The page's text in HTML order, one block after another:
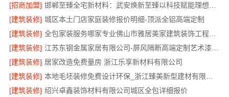
[招商加盟]
[建筑装修] 城区本土门店家庭装修报价明细-顶派全铝高端定制
[建筑装修]
全包家装服务哪家专业佛山市雅居美家建筑装饰工程有限公司
[建筑装修]
[建筑装修] 居家改造免费量房 浙江乐享新材料有限公司
[建筑装修]
[建筑装修] 绍兴卓鑫装饰材料有限公司城区全包详细报价